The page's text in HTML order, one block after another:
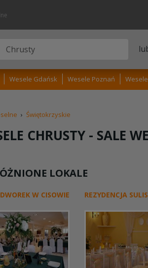
Wesele Gdańsk Wesele Poznań
› Świętokrzyskie
CHRUSTY - SALE
LOKALE
W CISOWIE REZYDENCJA